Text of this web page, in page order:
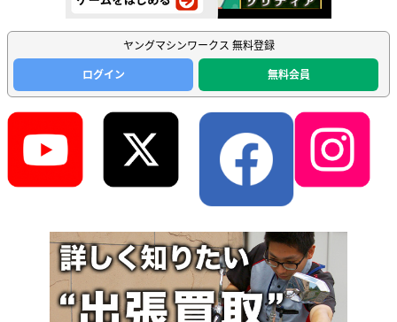
ヤングマシンワークス 無料登録
ログイン
無料会員